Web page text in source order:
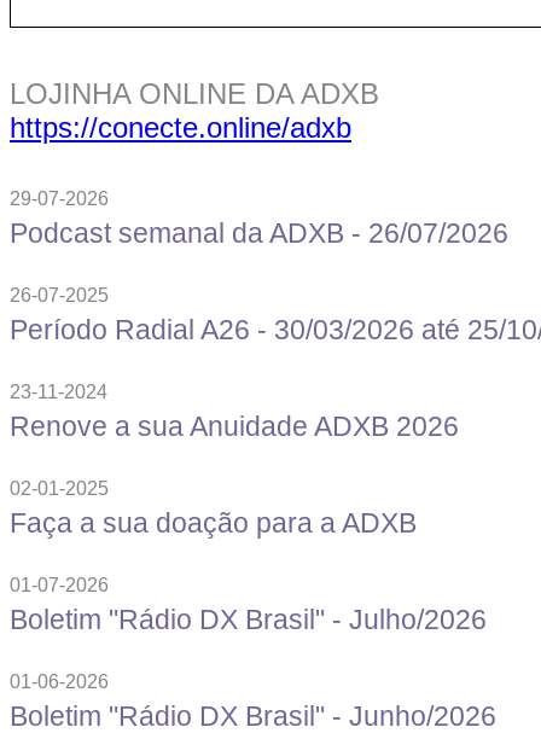
LOJINHA ONLINE DA ADXB
https://conecte.online/adxb
29-07-2026
Podcast semanal da ADXB - 26/07/2026
26-07-2025
Período Radial A26 - 30/03/2026 até 25/
23-11-2024
Renove a sua Anuidade ADXB 2026
02-01-2025
Faça a sua doação para a ADXB
01-07-2026
Boletim "Rádio DX Brasil" - Julho/2026
01-06-2026
Boletim "Rádio DX Brasil" - Junho/2026